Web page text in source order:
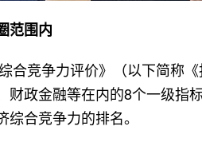
范围内
合竞争力评价》（以下简称
政金融等在内的8个一级指
合竞争力的排名。